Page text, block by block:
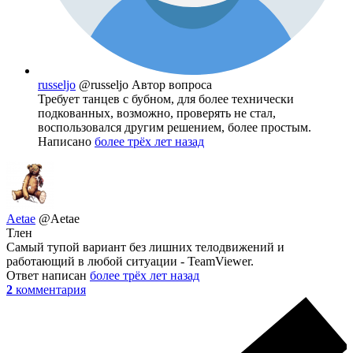
russeljo @russeljo Автор вопроса
Требует танцев с бубном, для более технически
подкованных, возможно, проверять не стал,
воспользовался другим решением, более простым.
Написано более трёх лет назад
Aetae @Aetae
Тлен
Самый тупой вариант без лишних телодвижений и
работающий в любой ситуации - TeamViewer.
Ответ написан более трёх лет назад
2 комментария